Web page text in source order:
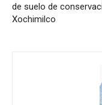
de suelo de
Xochimilco